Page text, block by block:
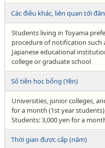
Các điều khác, liên quan tới
Students living in Toyama
procedure of notification such
Japanese educational
college or graduate school
Số tiền học bổng (Yên)
Universities, junior colleges,
for a month (1st year
Students: 3,000 yen for a
Thời gian được cấp (năm)